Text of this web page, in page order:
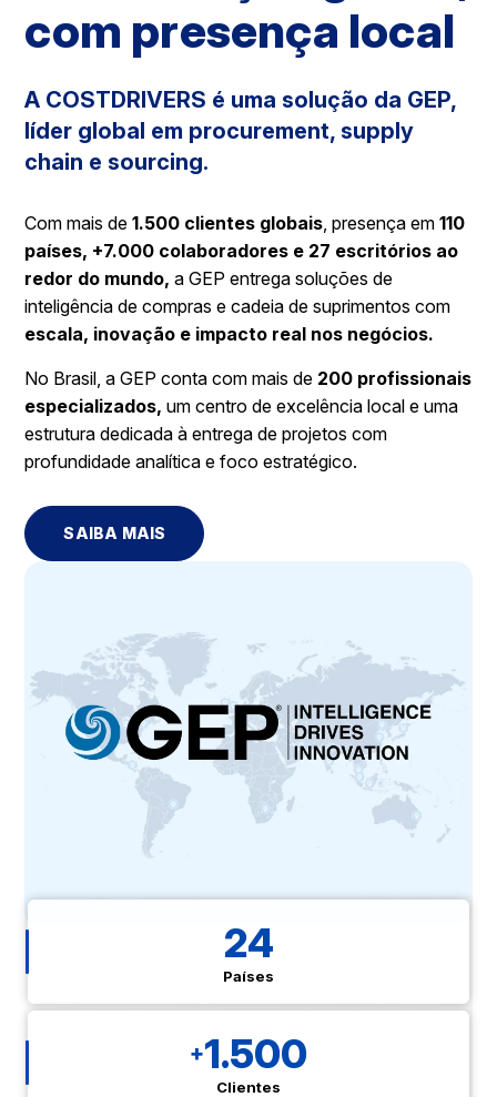
24
Países
+1.500
Clientes
com presença local
A COSTDRIVERS é uma solução da GEP,
líder global em procurement, supply
chain e sourcing.
Com mais de1.500 clientes globais , presença em110
países, +7.000 colaboradores e 27 escritórios ao
redor do mundo, a GEP entrega soluções de
inteligência de compras e cadeia de suprimentos com
escala, inovação e impacto real nos negócios.
No Brasil, a GEP conta com mais de 200 profissionais
especializados, um centro de excelência local e uma
estrutura dedicada à entrega de projetos com
profundidade analítica e foco estratégico.
SAIBA MAIS